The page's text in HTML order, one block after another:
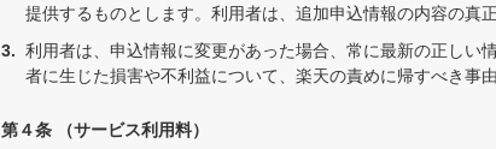
提供するものとします。利用者は、追加申込情報の内容の真
利用者は、申込情報に変更があった場合、常に最新の正しい
者に生じた損害や不利益について、楽天の責めに帰すべき事
第４条 （サービス利用料）